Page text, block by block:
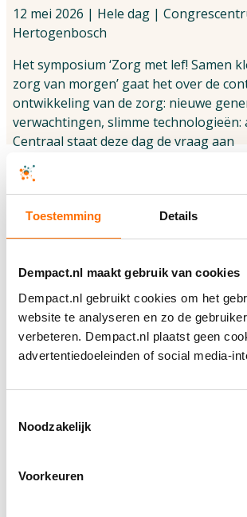
Toestemming Details
Dempact.nl maakt gebruik van cookies
Dempact.nl gebruikt cookies om het
website te analyseren en zo de
verbeteren. Dempact.nl plaatst geen
advertentiedoeleinden of social media-
Noodzakelijk
Voorkeuren
12 mei 2026 | Hele dag |
Hertogenbosch
Het symposium ‘Zorg met lef! Samen
zorg van morgen’ gaat het over de
ontwikkeling van de zorg: nieuwe
verwachtingen, slimme technologieën:
Centraal staat deze dag de vraag aan
zorgprofessionals: hoe blijf je staan én
er echt toe doet?
Ook voor dementie-onderzoekers is dit
in het verbinden van onderzoek en
vanuit de UKON-organisaties.
Meer informatie ukonnetwerk.nl
Direct aanmelden